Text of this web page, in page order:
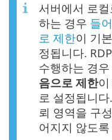
서버에서 로
하는 경우 들
로 제한이 기
정됩니다.
수행하는 경우
음으로 제한
로 설정됩니
뢰 영역을 구
어지지 않도